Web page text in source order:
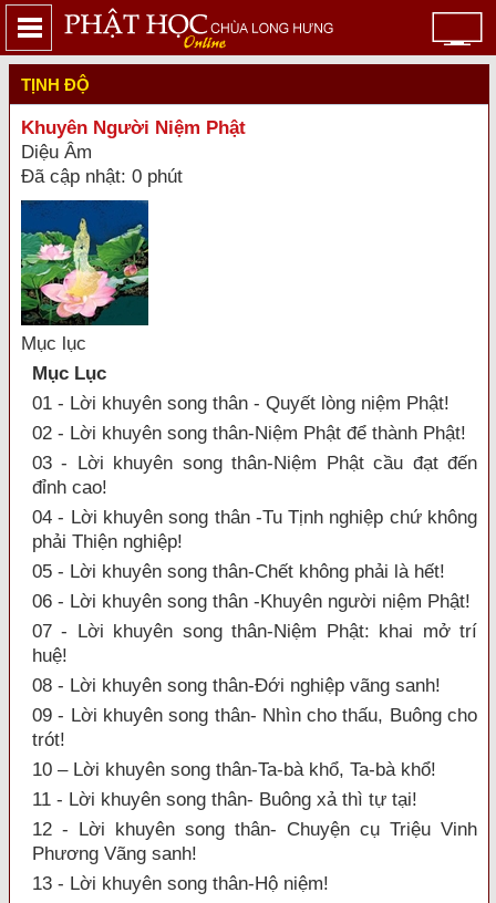
TỊNH ĐỘ
Khuyên Người Niệm Phật
Diệu Âm
Đã cập nhật: 0 phút
Mục lục
Mục Lục
01 - Lời khuyên song thân - Quyết lòng niệm Phật!
02 - Lời khuyên song thân-Niệm Phật để thành Phật!
03 - Lời khuyên song thân-Niệm Phật cầu đạt đến
đỉnh cao!
04 - Lời khuyên song thân -Tu Tịnh nghiệp chứ không
phải Thiện nghiệp!
05 - Lời khuyên song thân-Chết không phải là hết!
06 - Lời khuyên song thân -Khuyên người niệm Phật!
07 - Lời khuyên song thân-Niệm Phật: khai mở trí
huệ!
08 - Lời khuyên song thân-Đới nghiệp vãng sanh!
09 - Lời khuyên song thân- Nhìn cho thấu, Buông cho
trót!
10 – Lời khuyên song thân-Ta-bà khổ, Ta-bà khổ!
11 - Lời khuyên song thân- Buông xả thì tự tại!
12 - Lời khuyên song thân- Chuyện cụ Triệu Vinh
Phương Vãng sanh!
13 - Lời khuyên song thân-Hộ niệm!